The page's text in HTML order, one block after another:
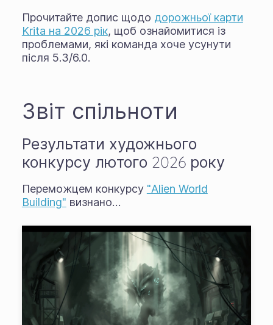
Прочитайте допис щодо дорожньої карти
Krita на 2026 рік, щоб ознайомитися із
проблемами, які команда хоче усунути
після 5.3/6.0.
Звіт спільноти
Результати художнього
конкурсу лютого 2026 року
Переможцем конкурсу "Alien World
Building" визнано…